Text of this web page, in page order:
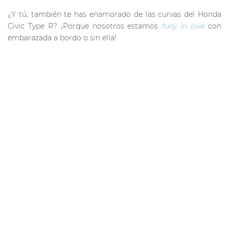
¿Y tú, también te has enamorado de las curvas del Honda
Civic Type R? ¡Porque nosotros estamos fully in lovecon
embarazada a bordo o sin ella!